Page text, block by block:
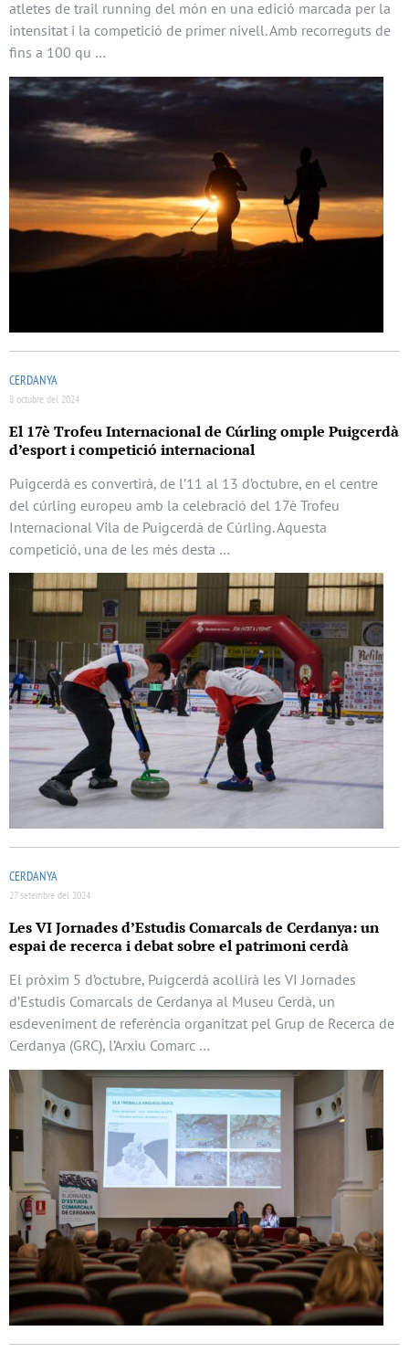
atletes de trail running del món en una edició marcada per la
intensitat i la competició de primer nivell. Amb recorreguts de
fins a 100 qu …
CERDANYA
8 octubre del 2024
El 17è Trofeu Internacional de Cúrling omple Puigcerdà
d’esport i competició internacional
Puigcerdà es convertirà, de l’11 al 13 d’octubre, en el centre
del cúrling europeu amb la celebració del 17è Trofeu
Internacional Vila de Puigcerdà de Cúrling. Aquesta
competició, una de les més desta …
CERDANYA
27 setembre del 2024
Les VI Jornades d’Estudis Comarcals de Cerdanya: un
espai de recerca i debat sobre el patrimoni cerdà
El pròxim 5 d’octubre, Puigcerdà acollirà les VI Jornades
d’Estudis Comarcals de Cerdanya al Museu Cerdà, un
esdeveniment de referència organitzat pel Grup de Recerca de
Cerdanya (GRC), l’Arxiu Comarc …